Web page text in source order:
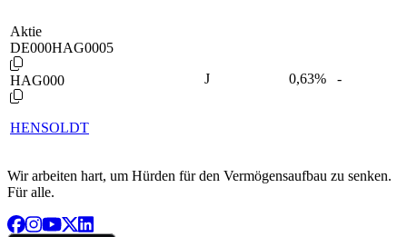
Aktie
DE000HAG0005
HAG000
HENSOLDT
J 0,63% -
Wir arbeiten hart, um Hürden für den Vermögensaufbau zu senken.
Für alle.